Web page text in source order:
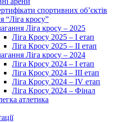
спортивних об’єктів
“Ліга кросу”
Ліга кросу – 2025
Ліга Кросу 2025 – I етап
Ліга Кросу 2025 – II етап
Ліга кросу – 2024
Ліга Кросу 2024 – I етап
Ліга Кросу 2024 – III етап
Ліга Кросу 2024 – IV етап
Ліга Кросу 2024 – Фінал
атлетика